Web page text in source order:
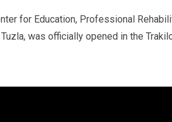
for Education, Professional
Tuzla, was officially opened in the